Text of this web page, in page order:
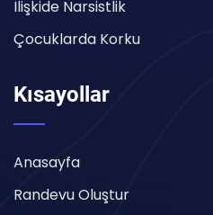
İlişkide Narsistlik
Çocuklarda Korku
Kısayollar
Anasayfa
Randevu Oluştur